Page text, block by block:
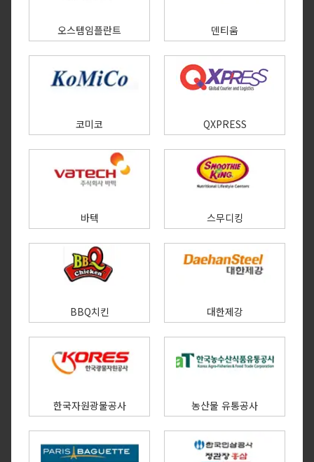
오스템임플란트 덴티움
코미코 QXPRESS
바텍 스무디킹
BBQ치킨 대한제강
한국자원광물공사 농산물 유통공사